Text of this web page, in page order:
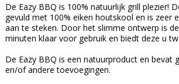
De Eazy BBQ is 100% natuurlijk grill plezier!
gevuld met 100% eiken houtskool en is zeer
aan te steken. Door het slimme ontwerp is
minuten klaar voor gebruik en biedt deze u
De Eazy BBQ is een natuurproduct en bevat
en/of andere toevoegingen.